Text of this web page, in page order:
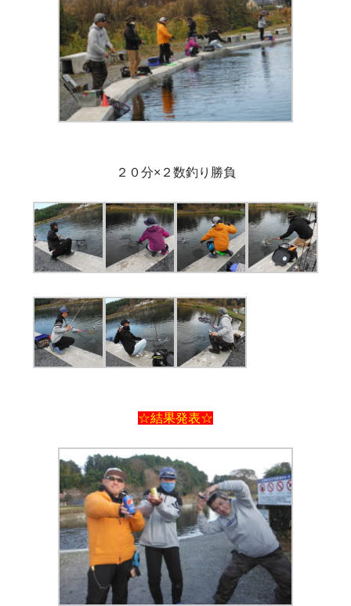
２０分×２数釣り勝負
☆結果発表☆